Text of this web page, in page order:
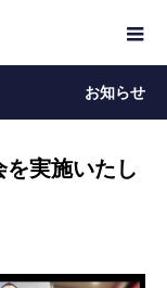
お知らせ
実施いたし